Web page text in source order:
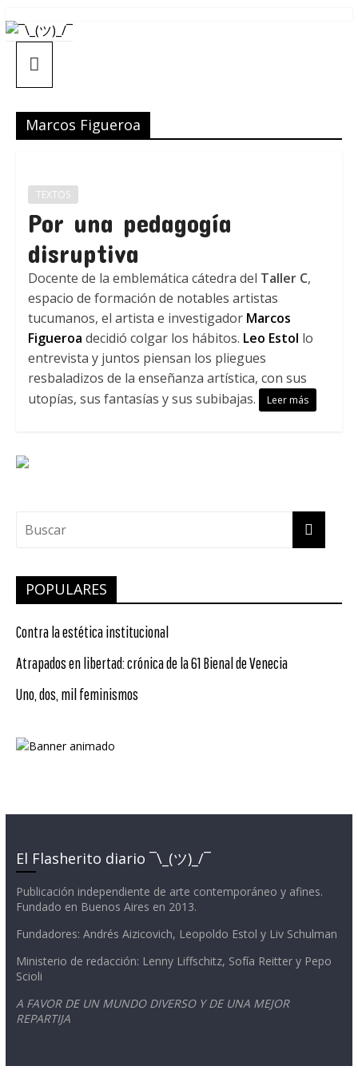
Saltar
al
contenido
¯\_(ツ)_/
¯
Marcos Figueroa
TEXTOS
Por una pedagogía
disruptiva
Docente de la emblemática cátedra del Taller C,
espacio de formación de notables artistas
tucumanos, el artista e investigador Marcos
Figueroa decidió colgar los hábitos. Leo Estol lo
entrevista y juntos piensan los pliegues
resbaladizos de la enseñanza artística, con sus
utopías, sus fantasías y sus subibajas.
Leer más
POPULARES
Contra la estética institucional
Atrapados en libertad: crónica de la 61 Bienal de Venecia
Uno, dos, mil feminismos
El Flasherito diario ¯\_(ツ)_/¯
Publicación independiente de arte contemporáneo y afines.
Fundado en Buenos Aires en 2013.
Fundadores: Andrés Aizicovich, Leopoldo Estol y Liv Schulman
Ministerio de redacción: Lenny Liffschitz, Sofía Reitter y Pepo
Scioli
A FAVOR DE UN MUNDO DIVERSO Y DE UNA MEJOR
REPARTIJA